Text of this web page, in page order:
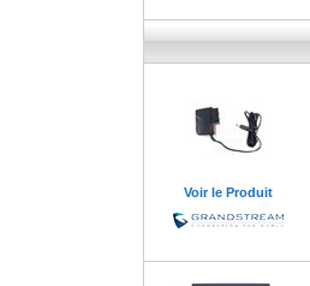
Voir le Produit